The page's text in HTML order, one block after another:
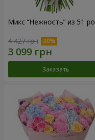
Микс “Нежность” из 51
4 427 грн
Заказать